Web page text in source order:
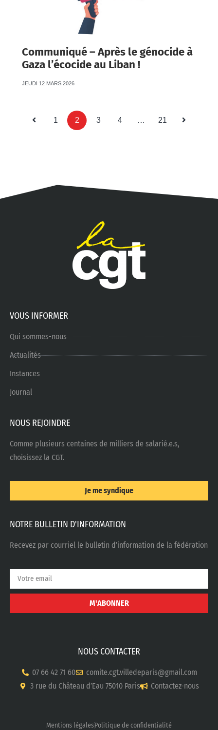
Communiqué – Après le génocide à
Gaza l’écocide au Liban !
JEUDI 12 MARS 2026
1 2 3 4 … 21
VOUS INFORMER
Qui sommes-nous
Actualités
Instances
Journal
NOUS REJOINDRE
Comme plusieurs centaines de milliers de salarié.e.s,
choisissez la CGT.
Je me syndique
NOTRE BULLETIN D'INFORMATION
Recevez par courriel le bulletin d’information de la fédération
M'ABONNER
NOUS CONTACTER
07 66 42 71 60
comite.cgt.villedeparis@gmail.com
3 rue du Château d’Eau 75010 Paris
Contactez-nous
Mentions légalesPolitique de confidentialité